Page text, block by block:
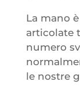
La mano
articolate
numero
le nostre